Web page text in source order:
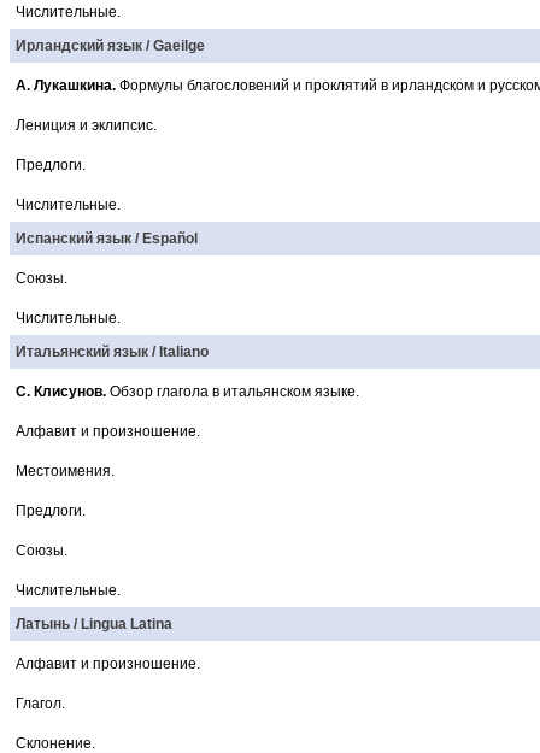
Числительные.
Ирландский язык / Gaeilge
А. Лукашкина. Формулы благословений и проклятий в ирландском и
Лениция и эклипсис.
Предлоги.
Числительные.
Испанский язык / Español
Союзы.
Числительные.
Итальянский язык / Italiano
С. Клисунов. Обзор глагола в итальянском языке.
Алфавит и произношение.
Местоимения.
Предлоги.
Союзы.
Числительные.
Латынь / Lingua Latina
Алфавит и произношение.
Глагол.
Склонение.